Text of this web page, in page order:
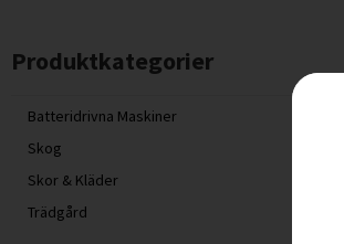
Produktkategorier​
Batteridrivna Maskiner
Skog
Skor & Kläder
Trädgård